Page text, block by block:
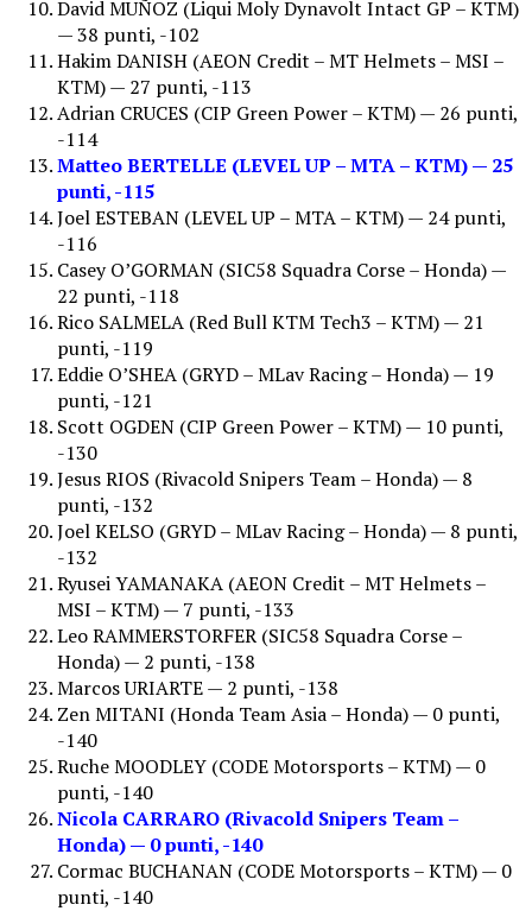
David MUÑOZ (Liqui Moly Dynavolt Intact GP – KTM)
— 38 punti, -102
Hakim DANISH (AEON Credit – MT Helmets – MSI –
KTM) — 27 punti, -113
Adrian CRUCES (CIP Green Power – KTM) — 26 punti,
-114
Matteo BERTELLE (LEVEL UP – MTA – KTM) — 25
punti, -115
Joel ESTEBAN (LEVEL UP – MTA – KTM) — 24 punti,
-116
Casey O’GORMAN (SIC58 Squadra Corse – Honda) —
22 punti, -118
Rico SALMELA (Red Bull KTM Tech3 – KTM) — 21
punti, -119
Eddie O’SHEA (GRYD – MLav Racing – Honda) — 19
punti, -121
Scott OGDEN (CIP Green Power – KTM) — 10 punti,
-130
Jesus RIOS (Rivacold Snipers Team – Honda) — 8
punti, -132
Joel KELSO (GRYD – MLav Racing – Honda) — 8 punti,
-132
Ryusei YAMANAKA (AEON Credit – MT Helmets –
MSI – KTM) — 7 punti, -133
Leo RAMMERSTORFER (SIC58 Squadra Corse –
Honda) — 2 punti, -138
Marcos URIARTE — 2 punti, -138
Zen MITANI (Honda Team Asia – Honda) — 0 punti,
-140
Ruche MOODLEY (CODE Motorsports – KTM) — 0
punti, -140
Nicola CARRARO (Rivacold Snipers Team –
Honda) — 0 punti, -140
Cormac BUCHANAN (CODE Motorsports – KTM) — 0
punti, -140